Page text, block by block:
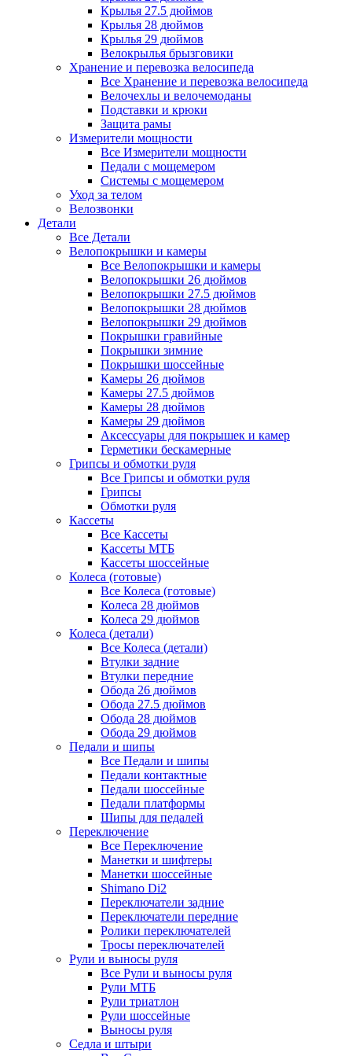
Крылья 27.5 дюймов
Крылья 28 дюймов
Крылья 29 дюймов
Велокрылья брызговики
Хранение и перевозка велосипеда
Все Хранение и перевозка велосипеда
Велочехлы и велочемоданы
Подставки и крюки
Защита рамы
Измерители мощности
Все Измерители мощности
Педали с мощемером
Системы с мощемером
Уход за телом
Велозвонки
Детали
Все Детали
Велопокрышки и камеры
Все Велопокрышки и камеры
Велопокрышки 26 дюймов
Велопокрышки 27.5 дюймов
Велопокрышки 28 дюймов
Велопокрышки 29 дюймов
Покрышки гравийные
Покрышки зимние
Покрышки шоссейные
Камеры 26 дюймов
Камеры 27.5 дюймов
Камеры 28 дюймов
Камеры 29 дюймов
Аксессуары для покрышек и камер
Герметики бескамерные
Грипсы и обмотки руля
Все Грипсы и обмотки руля
Грипсы
Обмотки руля
Кассеты
Все Кассеты
Кассеты МТБ
Кассеты шоссейные
Колеса (готовые)
Все Колеса (готовые)
Колеса 28 дюймов
Колеса 29 дюймов
Колеса (детали)
Все Колеса (детали)
Втулки задние
Втулки передние
Обода 26 дюймов
Обода 27.5 дюймов
Обода 28 дюймов
Обода 29 дюймов
Педали и шипы
Все Педали и шипы
Педали контактные
Педали шоссейные
Педали платформы
Шипы для педалей
Переключение
Все Переключение
Манетки и шифтеры
Манетки шоссейные
Shimano Di2
Переключатели задние
Переключатели передние
Ролики переключателей
Тросы переключателей
Рули и выносы руля
Все Рули и выносы руля
Рули МТБ
Рули триатлон
Рули шоссейные
Выносы руля
Седла и штыри